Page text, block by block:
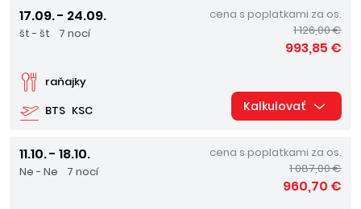
17.09. - 24.09.
št - št 7 nocí
BTS KSC
raňajky
cena s poplatkami za os.
1 126,00 €
993,85 €
Kalkulovať
11.10. - 18.10.
Ne - Ne 7 nocí
cena s poplatkami za os.
1 087,00 €
960,70 €